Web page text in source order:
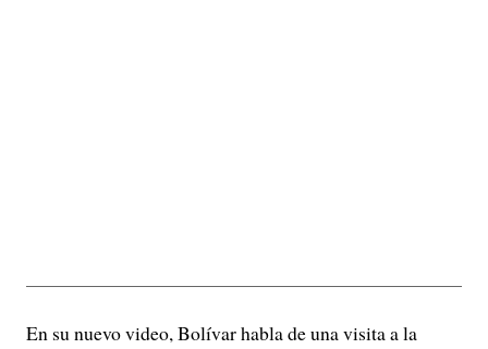
En su nuevo video, Bolívar habla de una visita a la